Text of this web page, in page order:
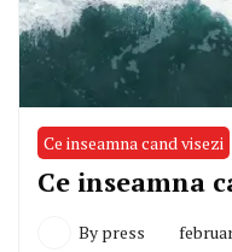
Ce inseamna cand visezi
Ce inseamna
By press